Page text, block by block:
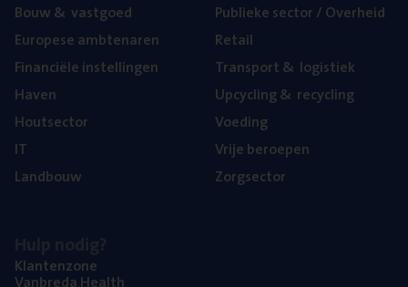
Bouw& vastgoed
Euro­pe­se ambtenaren
Finan­ci­ë­le instellingen
Haven
Hout­sec­tor
IT
Land­bouw
Publie­ke sec­tor / Overheid
Retail
Trans­port& logistiek
Upcy­cling& recycling
Voe­ding
Vrije beroe­pen
Zorg­sec­tor
Klan­ten­zo­ne
Van­b­re­da Health